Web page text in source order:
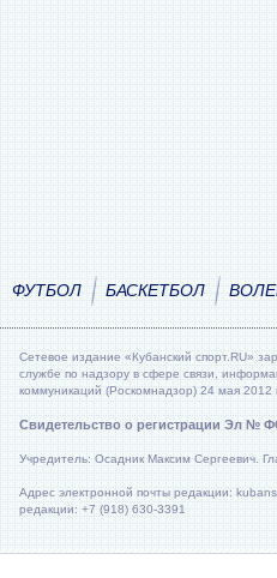
ФУТБОЛ БАСКЕТБОЛ
Сетевое издание «Кубанский спорт.RU»
службе по надзору в сфере связи,
коммуникаций (Роскомнадзор) 24 мая 2012
Свидетельство о регистрации Эл №
Учредитель: Осадник Максим Сергеевич.
Адрес электронной почты редакции:
редакции: +7 (918) 630-3391